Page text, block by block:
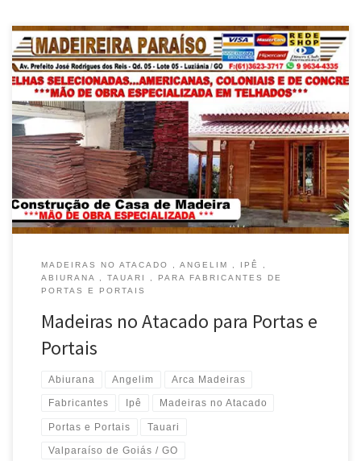
MADEIRAS NO ATACADO , ANGELIM , IPÊ ,
ABIURANA , TAUARI , PARA FABRICANTES DE
PORTAS E PORTAIS
Madeiras no Atacado para Portas e
Portais
Abiurana Angelim Arca Madeiras
Fabricantes Ipê Madeiras no Atacado
Portas e Portais Tauari
Valparaíso de Goiás / GO